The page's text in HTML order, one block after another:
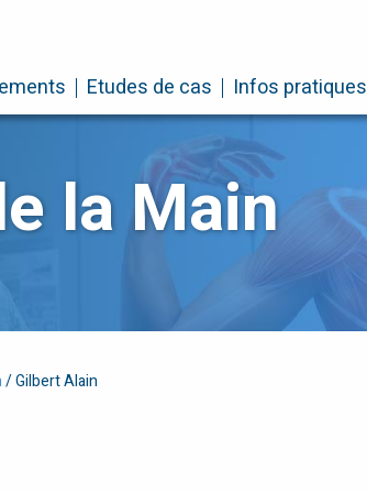
Etudes de cas Infos pratiques
la Main
/Gilbert Alain